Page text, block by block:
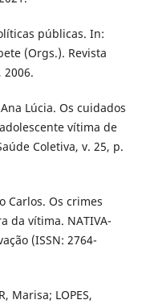
públicas. In:
(Orgs.). Revista
2006.
Lúcia. Os cuidados
vítima de
Coletiva, v. 25, p.
Carlos. Os crimes
da vítima. NATIVA-
(ISSN: 2764-
Marisa; LOPES,